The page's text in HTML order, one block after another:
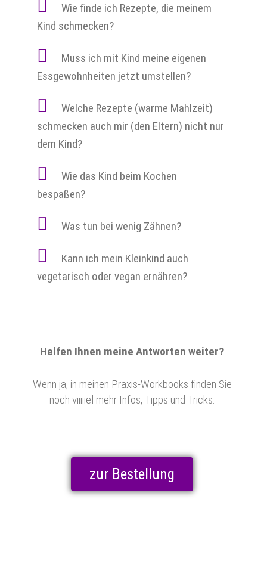
Wie finde ich Rezepte, die meinem
Kind schmecken?
Muss ich mit Kind meine eigenen
Essgewohnheiten jetzt umstellen?
Welche Rezepte (warme Mahlzeit)
schmecken auch mir (den Eltern) nicht nur
dem Kind?
Wie das Kind beim Kochen
bespaßen?
Was tun bei wenig Zähnen?
Kann ich mein Kleinkind auch
vegetarisch oder vegan ernähren?
Helfen Ihnen meine Antworten weiter?
Wenn ja, in meinen Praxis-Workbooks finden Sie
noch viiiiiel mehr Infos, Tipps und Tricks.
zur Bestellung